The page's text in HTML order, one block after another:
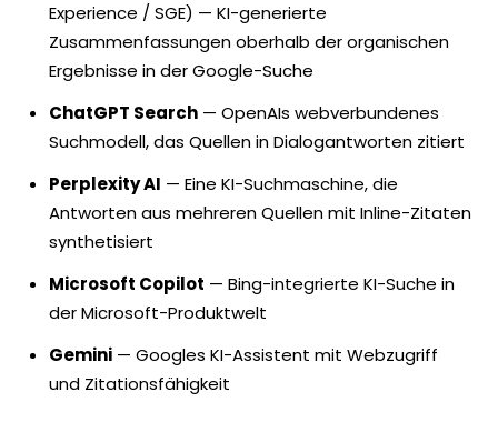
Experience / SGE) — KI-generierte
Zusammenfassungen oberhalb der organischen
Ergebnisse in der Google-Suche
ChatGPT Search — OpenAIs webverbundenes
Suchmodell, das Quellen in Dialogantworten zitiert
Perplexity AI — Eine KI-Suchmaschine, die
Antworten aus mehreren Quellen mit Inline-Zitaten
synthetisiert
Microsoft Copilot — Bing-integrierte KI-Suche in
der Microsoft-Produktwelt
Gemini — Googles KI-Assistent mit Webzugriff
und Zitationsfähigkeit